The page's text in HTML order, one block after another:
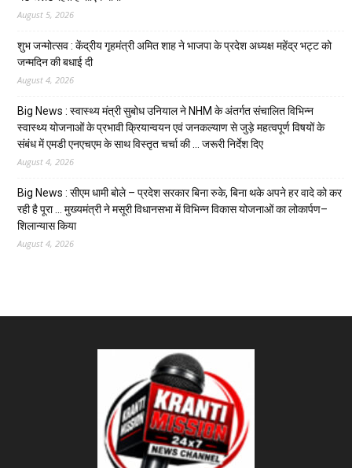
August 5, 2026
शुभ जन्मोत्सव : केंद्रीय गृहमंत्री अमित शाह ने भाजपा के प्रदेश अध्यक्ष महेंद्र भट्ट को
जन्मदिन की बधाई दी
August 4, 2026
Big News : स्वास्थ्य मंत्री सुबोध उनियाल ने NHM के अंतर्गत संचालित विभिन्न
स्वास्थ्य योजनाओं के प्रभावी क्रियान्वयन एवं जनकल्याण से जुड़े महत्वपूर्ण विषयों के
संबंध में एमडी एनएचएम के साथ विस्तृत चर्चा की … जरूरी निर्देश दिए
August 4, 2026
Big News : सीएम धामी बोले – प्रदेश सरकार बिना रुके, बिना थके अपने हर वादे को कर
रही है पूरा … मुख्यमंत्री ने मसूरी विधानसभा में विभिन्न विकास योजनाओं का लोकार्पण–
शिलान्यास किया
August 4, 2026